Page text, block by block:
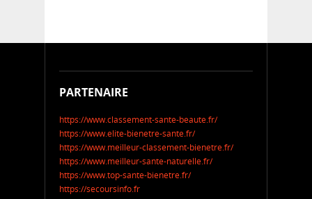
PARTENAIRE
https://www.classement-sante-beaute.fr/
https://www.elite-bienetre-sante.fr/
https://www.meilleur-classement-bienetre.fr/
https://www.meilleur-sante-naturelle.fr/
https://www.top-sante-bienetre.fr/
https://secoursinfo.fr